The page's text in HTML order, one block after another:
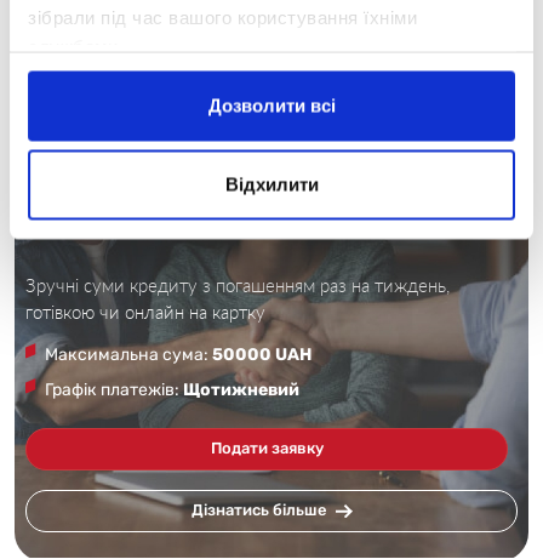
зібрали під час вашого користування їхніми
Дозволити всі
Відхилити
Зручні суми кредиту з погашенням раз на тиждень,
готівкою чи онлайн на картку
Максимальна сума:50000 UAH
Графік платежів:Щотижневий
Подати заявку
Дізнатись більше